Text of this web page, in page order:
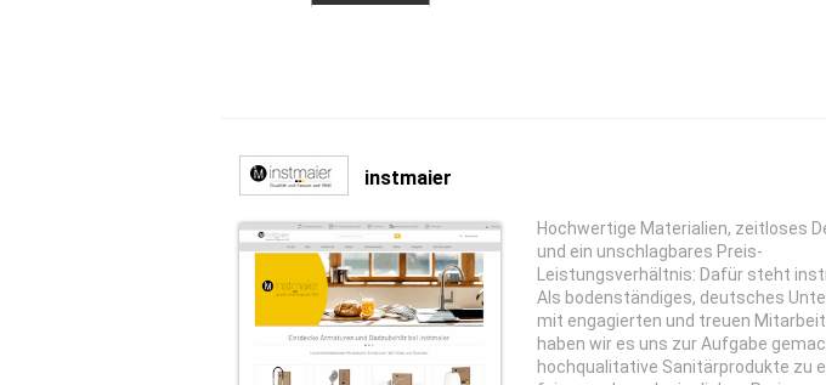
instmaier
Hochwertige Materialien, zeitloses
und ein unschlagbares Preis-
Leistungsverhältnis: Dafür steht
Als bodenständiges, deutsches
mit engagierten und treuen
haben wir es uns zur Aufgabe
hochqualitative Sanitärprodukte zu